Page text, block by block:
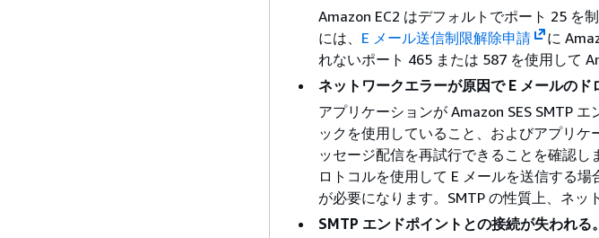
Amazon EC2 はデフォルトでポート 25 を
には、 E メール送信制限解除申請
に
れないポート 465 または 587 を使用して
ネットワークエラーが原因で E メールのド
アプリケーションが Amazon SES SMTP
ックを使用していること、およびアプリ
ッセージ配信を再試行できることを確認
ロトコルを使用して E メールを送信する
が必要になります。SMTP の性質上、ネッ
SMTP エンドポイントとの接続が失われる。